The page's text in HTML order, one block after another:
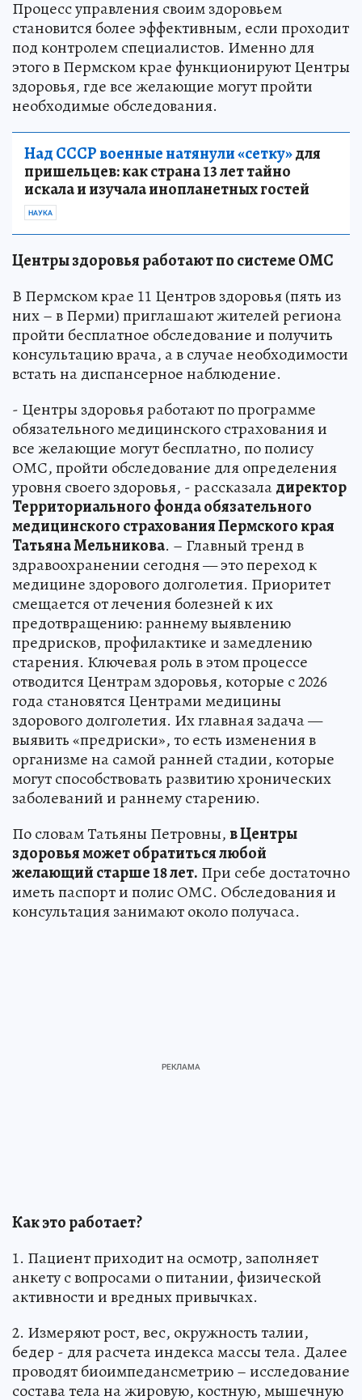
Процесс управления своим здоровьем
становится более эффективным, если проходит
под контролем специалистов. Именно для
этого в Пермском крае функционируют Центры
здоровья, где все желающие могут пройти
необходимые обследования.
Над СССР военные натянули «сетку»для
пришельцев: как страна 13 лет тайно
искала и изучала инопланетных гостей
НАУКА
Центры здоровья работают по системе ОМС
В Пермском крае 11 Центров здоровья (пять из
них – в Перми) приглашают жителей региона
пройти бесплатное обследование и получить
консультацию врача, а в случае необходимости
встать на диспансерное наблюдение.
- Центры здоровья работают по программе
обязательного медицинского страхования и
все желающие могут бесплатно, по полису
ОМС, пройти обследование для определения
уровня своего здоровья, - рассказаладиректор
Территориального фонда обязательного
медицинского страхования Пермского края
Татьяна Мельникова. – Главный тренд в
здравоохранении сегодня — это переход к
медицине здорового долголетия. Приоритет
смещается от лечения болезней к их
предотвращению: раннему выявлению
предрисков, профилактике и замедлению
старения. Ключевая роль в этом процессе
отводится Центрам здоровья, которые с 2026
года становятся Центрами медицины
здорового долголетия. Их главная задача —
выявить «предриски», то есть изменения в
организме на самой ранней стадии, которые
могут способствовать развитию хронических
заболеваний и раннему старению.
По словам Татьяны Петровны,в Центры
здоровья может обратиться любой
желающий старше 18 лет. При себе достаточно
иметь паспорт и полис ОМС. Обследования и
консультация занимают около получаса.
Как это работает?
1. Пациент приходит на осмотр, заполняет
анкету с вопросами о питании, физической
активности и вредных привычках.
2. Измеряют рост, вес, окружность талии,
бедер - для расчета индекса массы тела. Далее
проводят биоимпедансметрию – исследование
состава тела на жировую, костную, мышечную